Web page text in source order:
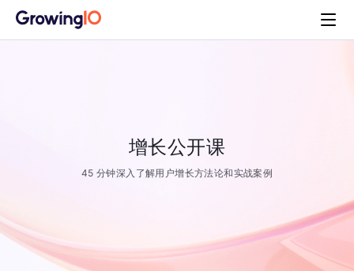
增长公开课
45 分钟深入了解用户增长方法论和实战案例